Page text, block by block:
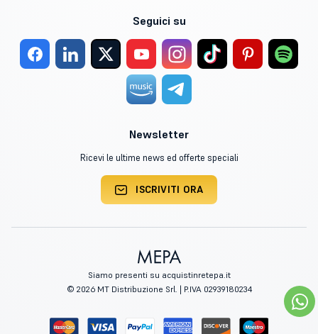
Seguici su
Newsletter
Ricevi le ultime news ed offerte speciali
ISCRIVITI ORA
© 2026 MT Distribuzione Srl. | P.IVA 02939180234
Siamo presenti su acquistinretepa.it